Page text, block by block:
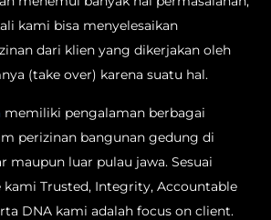
kami bisa menyelesaikan
dari klien yang dikerjakan oleh
(take over) karena suatu hal.
memiliki pengalaman berbagai
perizinan bangunan gedung di
maupun luar pulau jawa. Sesuai
kami Trusted, Integrity, Accountable
DNA kami adalah focus on client.